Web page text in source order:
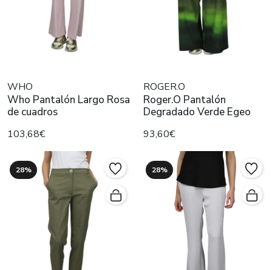
WHO
Who Pantalón Largo Rosa
de cuadros
103,68€
ROGER.O
Roger.O Pantalón
Degradado Verde Egeo
93,60€
28% 28%